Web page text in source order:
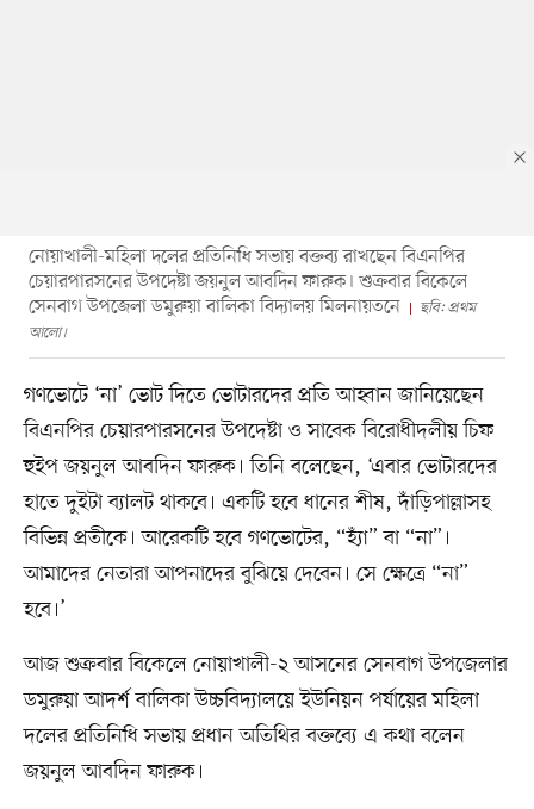
নোয়াখালী-মহিলা দলের প্রতিনিধি সভায় বক্তব্য রাখছেন বিএনপির
চেয়ারপারসনের উপদেষ্টা জয়নুল আবদিন ফারুক। শুক্রবার বিকেলে
সেনবাগ উপজেলা ডমুরুয়া বালিকা বিদ্যালয় মিলনায়তনে
ছবি: প্রথম
আলো।
গণভোটে ‘না’ ভোট দিতে ভোটারদের প্রতি আহ্বান জানিয়েছেন
বিএনপির চেয়ারপারসনের উপদেষ্টা ও সাবেক বিরোধীদলীয় চিফ
হুইপ জয়নুল আবদিন ফারুক। তিনি বলেছেন, ‘এবার ভোটারদের
হাতে দুইটা ব্যালট থাকবে। একটি হবে ধানের শীষ, দাঁড়িপাল্লাসহ
বিভিন্ন প্রতীকে। আরেকটি হবে গণভোটের, “হ্যাঁ” বা “না”।
আমাদের নেতারা আপনাদের বুঝিয়ে দেবেন। সে ক্ষেত্রে “না”
হবে।’
আজ শুক্রবার বিকেলে নোয়াখালী-২ আসনের সেনবাগ উপজেলার
ডমুরুয়া আদর্শ বালিকা উচ্চবিদ্যালয়ে ইউনিয়ন পর্যায়ের মহিলা
দলের প্রতিনিধি সভায় প্রধান অতিথির বক্তব্যে এ কথা বলেন
জয়নুল আবদিন ফারুক।